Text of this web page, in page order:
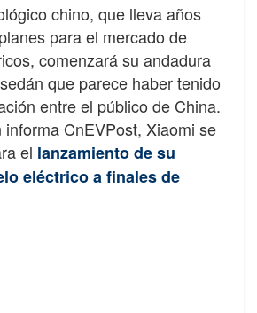
chino, que lleva años
para el mercado de
comenzará su andadura
que parece haber tenido
entre el público de China.
informa CnEVPost, Xiaomi se
el lanzamiento de su
eléctrico a finales de